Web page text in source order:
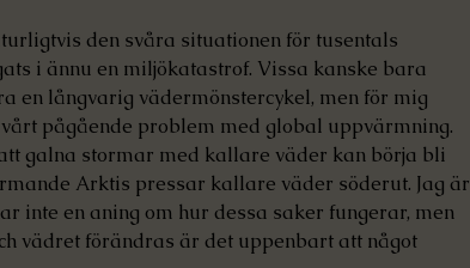
den svåra situationen för tusentals
i ännu en miljökatastrof. Vissa kanske bara
en långvarig vädermönstercykel, men för mig
pågående problem med global uppvärmning.
galna stormar med kallare väder kan börja bli
Arktis pressar kallare väder söderut. Jag är
inte en aning om hur dessa saker fungerar, men
vädret förändras är det uppenbart att något